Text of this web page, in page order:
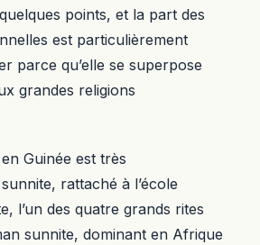
points, et la part des
est particulièrement
parce qu’elle se superpose
grandes religions
Guinée est très
rattaché à l’école
l’un des quatre grands rites
sunnite, dominant en Afrique